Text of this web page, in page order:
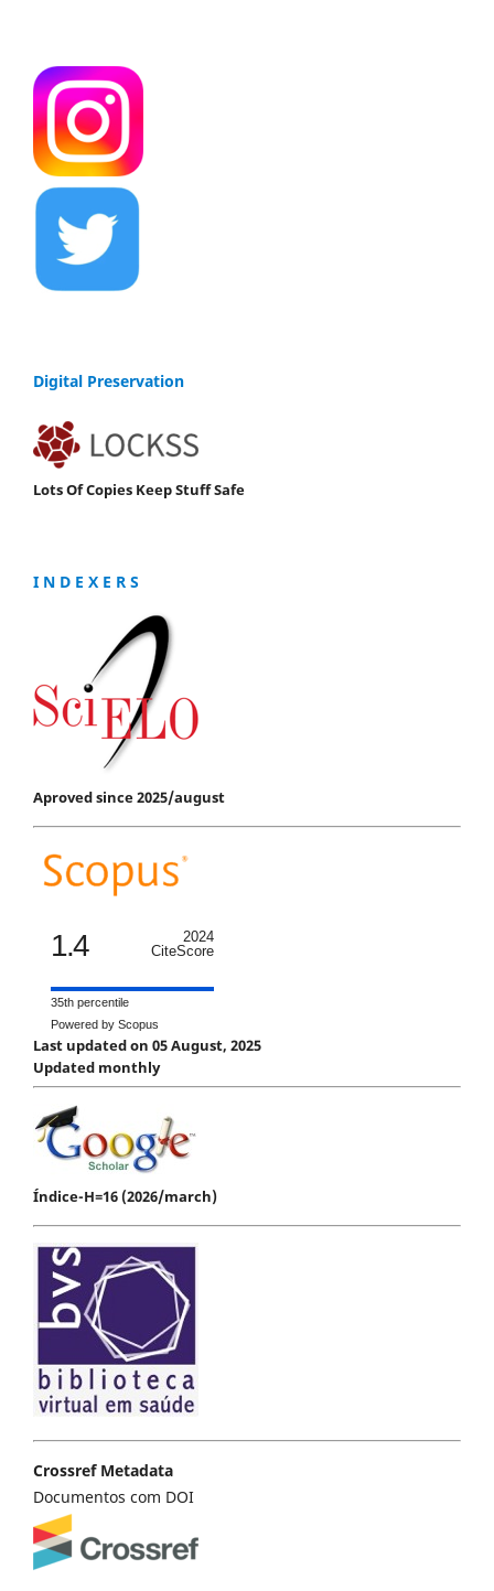
Digital Preservation
Lots Of Copies Keep Stuff Safe
I N D E X E R S
Aproved since 2025/august
1.4
2024
CiteScore
35th percentile
Powered by Scopus
Last updated on 05 August, 2025
Updated monthly
Índice-H=16 (2026/march)
Crossref Metadata
Documentos com DOI